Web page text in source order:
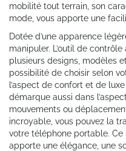
mobilité tout terrain, son
mode, vous apporte une
Dotée d’une apparence
manipuler. L’outil de
plusieurs designs, modèles
possibilité de choisir selon
l’aspect de confort et de
démarque aussi dans
mouvements ou
incroyable, vous pouvez la
votre téléphone portable. Ce
apporte une élégance, une